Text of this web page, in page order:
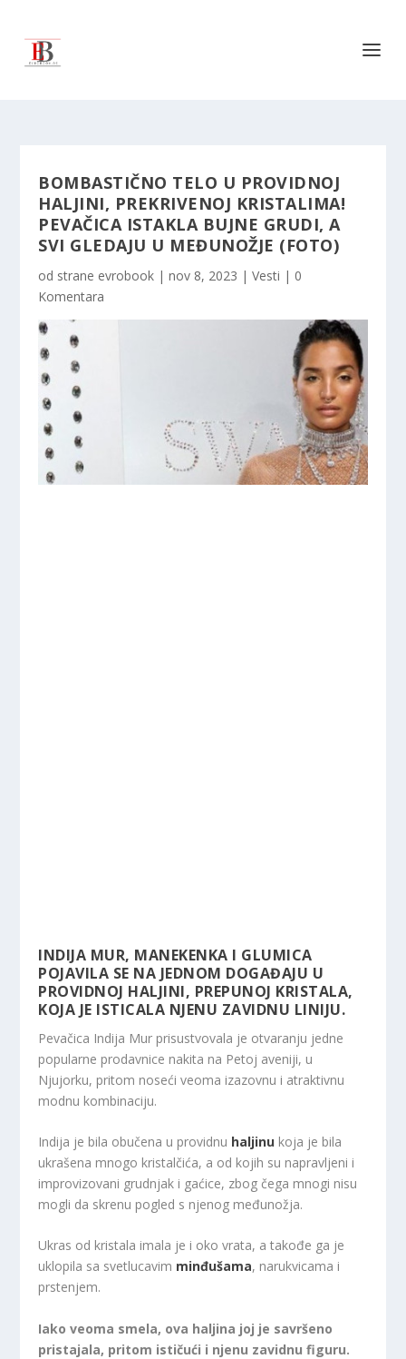
BOMBASTIČNO TELO U PROVIDNOJ
HALJINI, PREKRIVENOJ KRISTALIMA!
PEVAČICA ISTAKLA BUJNE GRUDI, A
SVI GLEDAJU U MEĐUNOŽJE (FOTO)
od strane evrobook |nov 8, 2023 |Vesti | 0
Komentara
INDIJA MUR, MANEKENKA I GLUMICA
POJAVILA SE NA JEDNOM DOGAĐAJU U
PROVIDNOJ HALJINI, PREPUNOJ KRISTALA,
KOJA JE ISTICALA NJENU ZAVIDNU LINIJU.
Pevačica Indija Mur prisustvovala je otvaranju jedne
popularne prodavnice nakita na Petoj aveniji, u
Njujorku, pritom noseći veoma izazovnu i atraktivnu
modnu kombinaciju.
Indija je bila obučena u providnu haljinu koja je bila
ukrašena mnogo kristalčića, a od kojih su napravljeni i
improvizovani grudnjak i gaćice, zbog čega mnogi nisu
mogli da skrenu pogled s njenog međunožja.
Ukras od kristala imala je i oko vrata, a takođe ga je
uklopila sa svetlucavim minđušama, narukvicama i
prstenjem.
Iako veoma smela, ova haljina joj je savršeno
pristajala, pritom ističući i njenu zavidnu figuru.